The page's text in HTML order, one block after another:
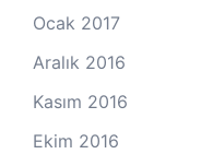
Ocak 2017
Aralık 2016
Kasım 2016
Ekim 2016